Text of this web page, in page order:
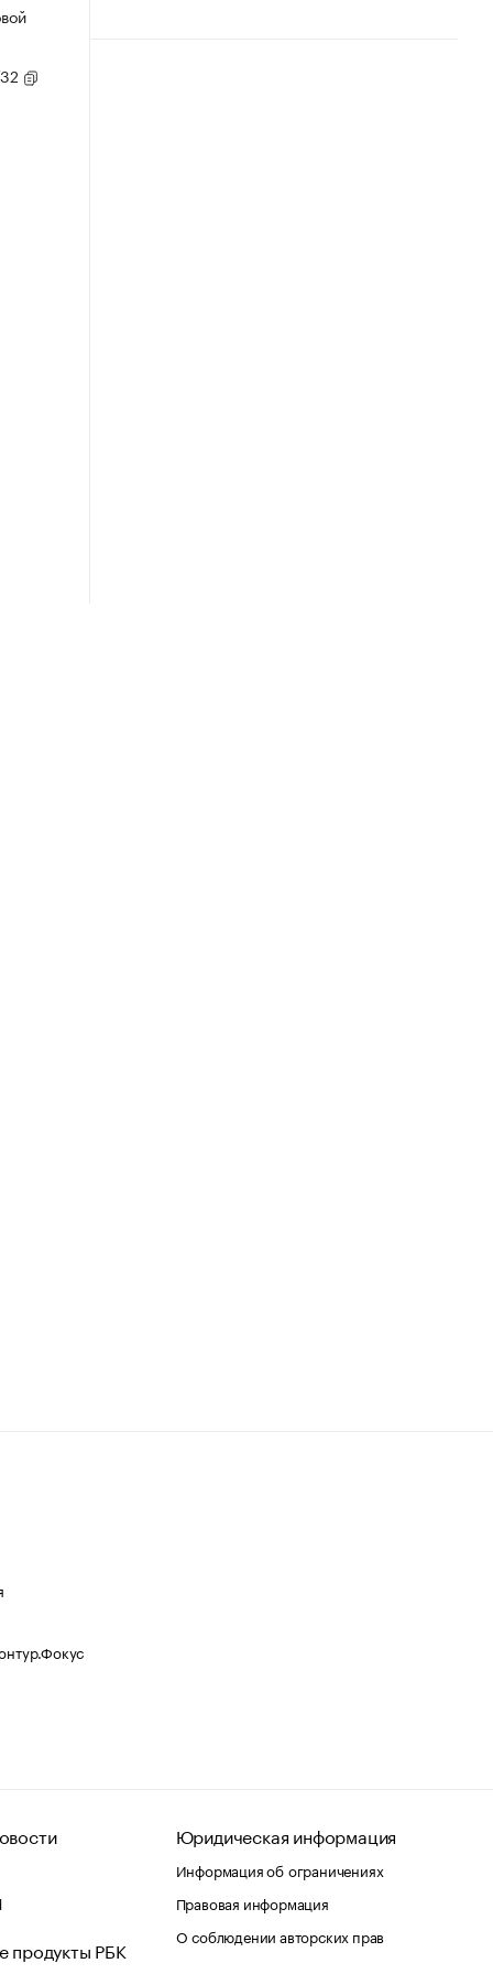
продукты РБК
Юридическая информация
Информация об ограничениях
Правовая информация
О соблюдении авторских прав